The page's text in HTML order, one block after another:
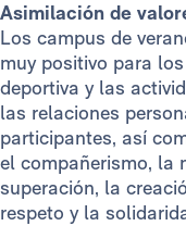
Asimilación de
Los campus de
muy positivo para
deportiva y las
las relaciones
participantes, así
el compañerismo, la
superación, la
respeto y la